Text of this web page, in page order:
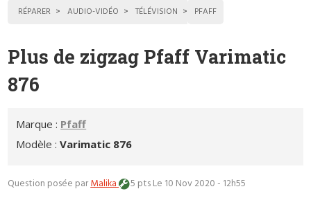
RÉPARER AUDIO-VIDÉO TÉLÉVISION PFAFF
Plus de zigzag Pfaff Varimatic
876
Marque : Pfaff
Modèle :Varimatic 876
Question posée parMalika 5 ptsLe 10 Nov 2020 - 12h55